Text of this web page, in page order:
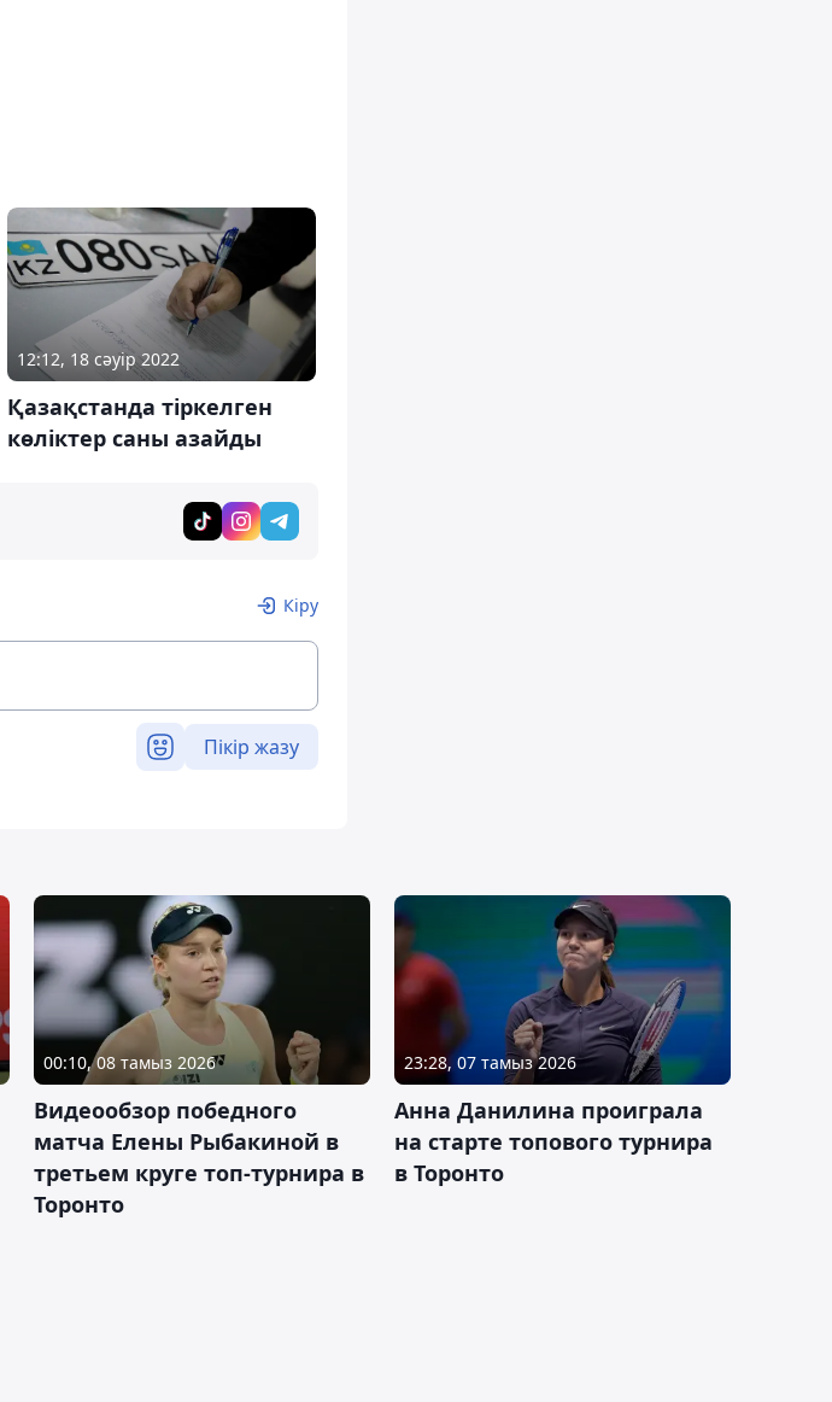
12:12, 18 сәуір 2022
Қазақстанда тіркелген
көліктер саны азайды
Кіру
Пікір жазу
00:10, 08 тамыз 2026
Видеообзор победного
матча Елены Рыбакиной в
третьем круге топ-турнира в
Торонто
23:28, 07 тамыз 2026
Анна Данилина проиграла
на старте топового турнира
в Торонто